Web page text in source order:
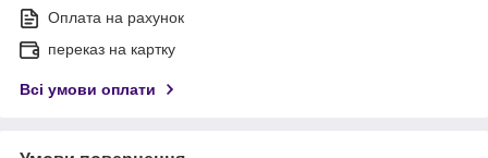
Оплата на рахунок
переказ на картку
Всі умови оплати